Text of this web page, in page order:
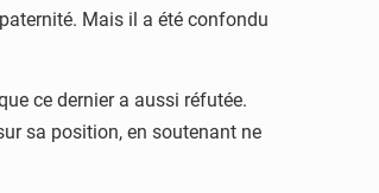
Mais il a été confondu
ce dernier a aussi réfutée.
sa position, en soutenant ne